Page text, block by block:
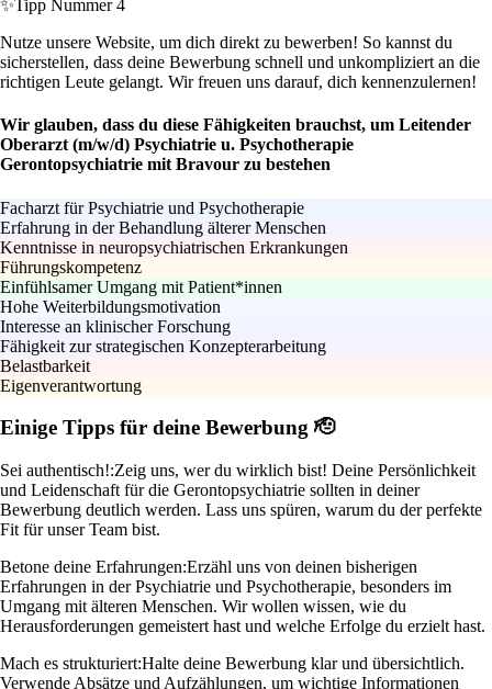
✨Tipp Nummer 4
Nutze unsere Website, um dich direkt zu bewerben! So kannst du
sicherstellen, dass deine Bewerbung schnell und unkompliziert an die
richtigen Leute gelangt. Wir freuen uns darauf, dich kennenzulernen!
Wir glauben, dass du diese Fähigkeiten brauchst, um Leitender
Oberarzt (m/w/d) Psychiatrie u. Psychotherapie
Gerontopsychiatrie mit Bravour zu bestehen
Facharzt für Psychiatrie und Psychotherapie
Erfahrung in der Behandlung älterer Menschen
Kenntnisse in neuropsychiatrischen Erkrankungen
Führungskompetenz
Einfühlsamer Umgang mit Patient*innen
Hohe Weiterbildungsmotivation
Interesse an klinischer Forschung
Fähigkeit zur strategischen Konzepterarbeitung
Belastbarkeit
Eigenverantwortung
Einige Tipps für deine Bewerbung 🫡
Sei authentisch!:Zeig uns, wer du wirklich bist! Deine Persönlichkeit
und Leidenschaft für die Gerontopsychiatrie sollten in deiner
Bewerbung deutlich werden. Lass uns spüren, warum du der perfekte
Fit für unser Team bist.
Betone deine Erfahrungen:Erzähl uns von deinen bisherigen
Erfahrungen in der Psychiatrie und Psychotherapie, besonders im
Umgang mit älteren Menschen. Wir wollen wissen, wie du
Herausforderungen gemeistert hast und welche Erfolge du erzielt hast.
Mach es strukturiert:Halte deine Bewerbung klar und übersichtlich.
Verwende Absätze und Aufzählungen, um wichtige Informationen